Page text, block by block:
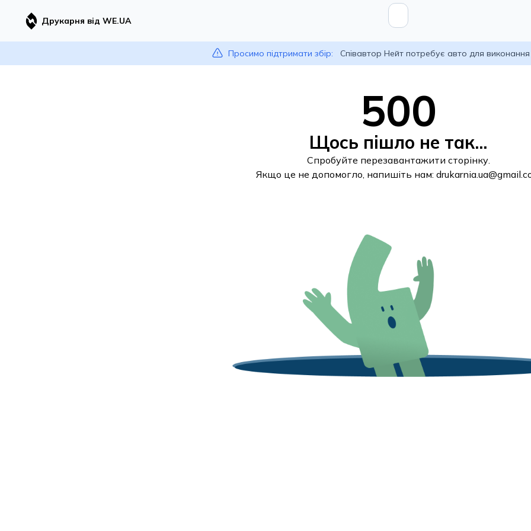
Друкарня від WE.UA
Просимо підтримати збір: Співавтор Нейт потребує авто для
500
Щось пішло не так...
Спробуйте перезавантажити сторінку.
Якщо це не допомогло, напишіть нам: